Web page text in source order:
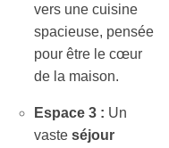
vers une cuisine
spacieuse, pensée
pour être le cœur
de la maison.
Espace 3 : Un
vaste séjour